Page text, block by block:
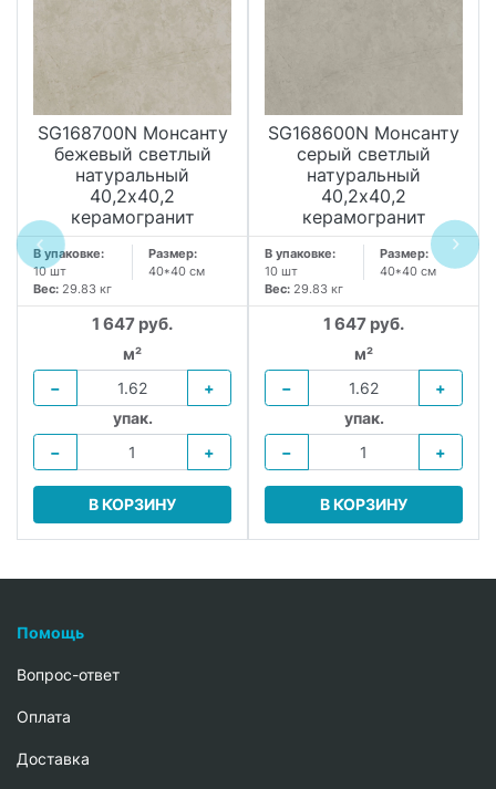
SG168700N Монсанту
бежевый светлый
натуральный
40,2х40,2
керамогранит
В упаковке:
10 шт
Размер:
40*40 см
Вес: 29.83 кг
1 647 руб.
м²
−
+
упак.
−
+
В КОРЗИНУ
SG168600N Монсанту
серый светлый
натуральный
40,2х40,2
керамогранит
В упаковке:
10 шт
Размер:
40*40 см
Вес: 29.83 кг
1 647 руб.
м²
−
+
упак.
−
+
В КОРЗИНУ
Помощь
Вопрос-ответ
Oплата
Доставка